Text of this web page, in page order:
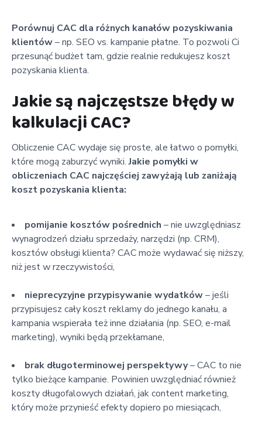
Porównuj CAC dla różnych kanałów pozyskiwania
klientów– np. SEO vs. kampanie płatne. To pozwoli Ci
przesunąć budżet tam, gdzie realnie redukujesz koszt
pozyskania klienta.
Jakie są najczęstsze błędy w
kalkulacji CAC?
Obliczenie CAC wydaje się proste, ale łatwo o pomyłki,
które mogą zaburzyć wyniki.Jakie pomyłki w
obliczeniach CAC najczęściej zawyżają lub zaniżają
koszt pozyskania klienta:
pomijanie kosztów pośrednich – nie uwzględniasz
wynagrodzeń działu sprzedaży, narzędzi (np. CRM),
kosztów obsługi klienta? CAC może wydawać się niższy,
niż jest w rzeczywistości,
nieprecyzyjne przypisywanie wydatków– jeśli
przypisujesz cały koszt reklamy do jednego kanału, a
kampania wspierała też inne działania (np. SEO, e-mail
marketing), wyniki będą przekłamane,
brak długoterminowej perspektywy– CAC to nie
tylko bieżące kampanie. Powinien uwzględniać również
koszty długofalowych działań, jak content marketing,
który może przynieść efekty dopiero po miesiącach,